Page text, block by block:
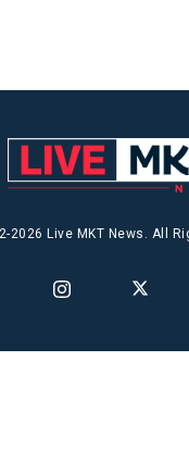
2026 Live MKT News. All